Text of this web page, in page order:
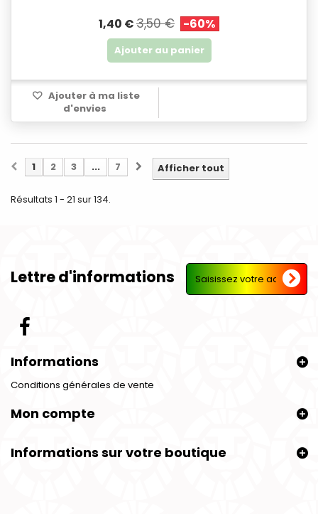
1,40 €3,50 € -60%
Ajouter au panier
Ajouter à ma liste
d'envies
Afficher tout
1 2 3 ... 7
Résultats 1 - 21 sur 134.
Lettre d'informations
Informations
Conditions générales de vente
Mon compte
Informations sur votre boutique